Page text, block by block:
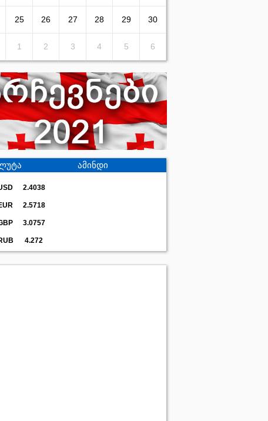
25 26 27 28 29 30
1 2 3 4 5 6
ამინდი
2.4038
2.5718
3.0757
4.272